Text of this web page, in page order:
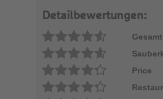
Detailbewertungen:
Price